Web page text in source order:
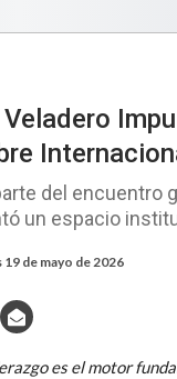
del encuentro
un espacio
19 de mayo de 2026
es el motor